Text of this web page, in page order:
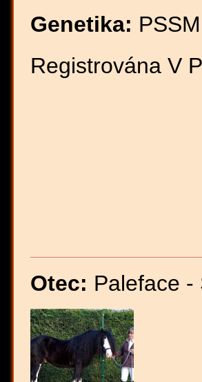
Genetika:
Registrována V
Otec: Paleface -